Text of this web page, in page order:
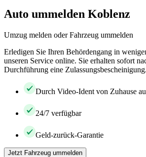
Auto ummelden Koblenz
Umzug melden oder Fahrzeug ummelden
Erledigen Sie Ihren Behördengang in
unseren Service online. Sie erhalten sofort
Durchführung eine Zulassungsbescheinigung.
Durch Video-Ident von Zuhause
24/7 verfügbar
Geld-zurück-Garantie
Jetzt Fahrzeug ummelden